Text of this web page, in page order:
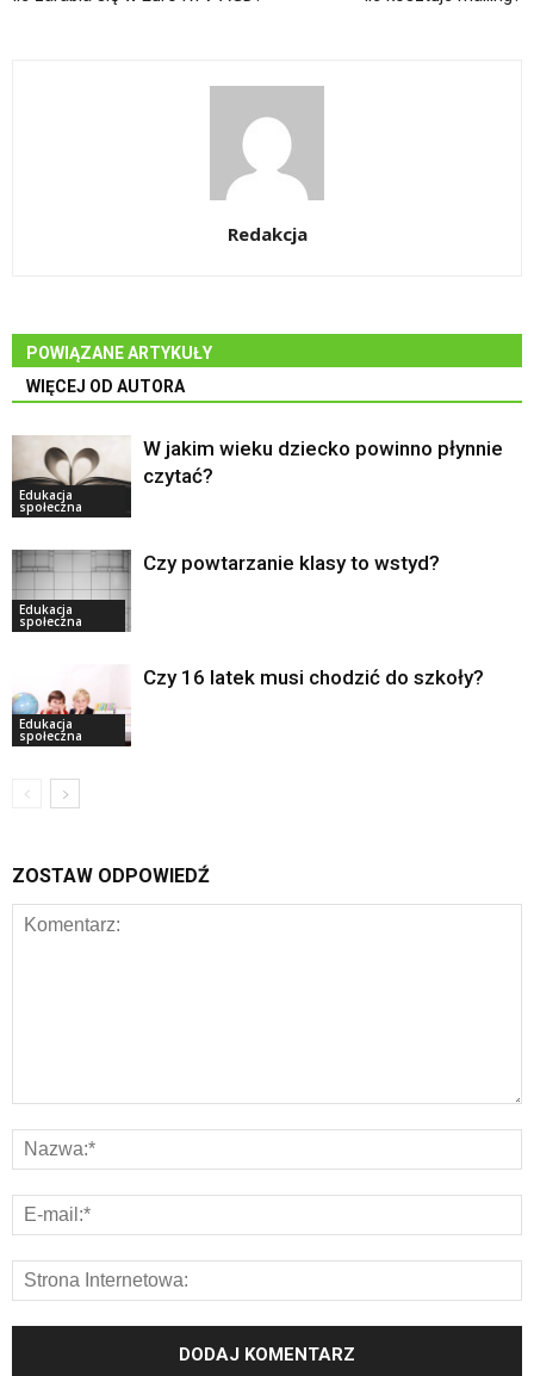
Redakcja
POWIĄZANE ARTYKUŁY
WIĘCEJ OD AUTORA
Edukacja
społeczna
W jakim wieku dziecko powinno płynnie
czytać?
Edukacja
społeczna
Czy powtarzanie klasy to wstyd?
Edukacja
społeczna
Czy 16 latek musi chodzić do szkoły?
ZOSTAW ODPOWIEDŹ